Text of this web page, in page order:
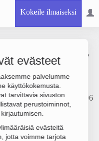
Kokeile ilmaiseksi
evästeet
palvelumme
käyttökokemusta.
tarvittavia sivuston
perustoiminnot,
evästeitä
jotta voimme tarjota
Oy
on 3 milj. €, tulos 306
on Muiden
2008 ja sijainti
(OY).